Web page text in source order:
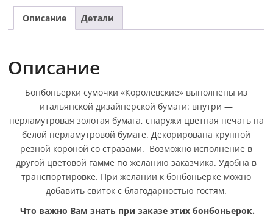
Описание Детали
Описание
Бонбоньерки сумочки «Королевские» выполнены из
итальянской дизайнерской бумаги: внутри —
перламутровая золотая бумага, снаружи цветная печать на
белой перламутровой бумаге. Декорирована крупной
резной короной со стразами. Возможно исполнение в
другой цветовой гамме по желанию заказчика. Удобна в
транспортировке. При желании к бонбоньерке можно
добавить свиток с благодарностью гостям.
Что важно Вам знать при заказе этих бонбоньерок.